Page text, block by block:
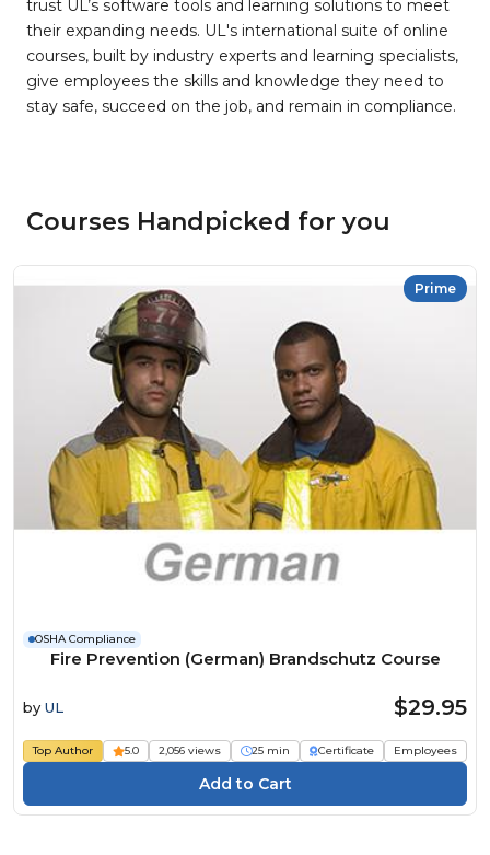
trust UL’s software tools and learning solutions to meet
their expanding needs. UL's international suite of online
courses, built by industry experts and learning specialists,
give employees the skills and knowledge they need to
stay safe, succeed on the job, and remain in compliance.
Courses Handpicked for you
Prime
OSHA Compliance
Fire Prevention (German) Brandschutz Course
by UL $29.95
Top Author 5.0 2,056 views 25 min Certificate Employees